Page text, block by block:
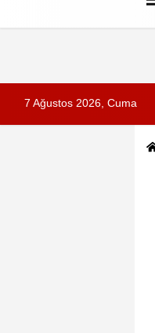
7 Ağustos 2026, Cuma